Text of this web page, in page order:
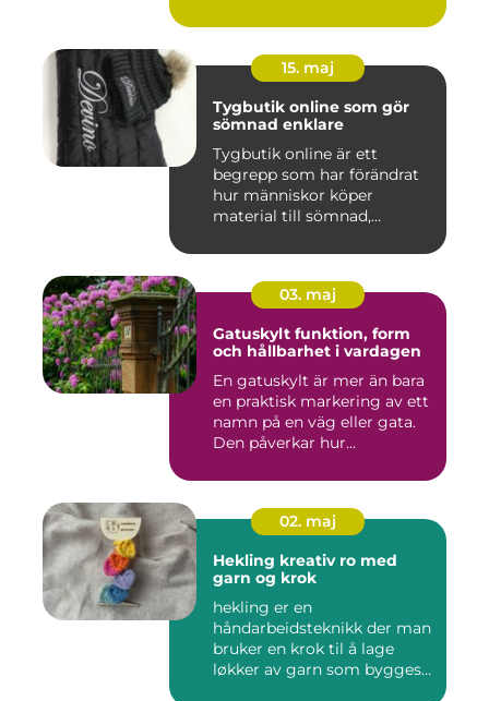
15. maj
Tygbutik online som gör
sömnad enklare
Tygbutik online är ett
begrepp som har förändrat
hur människor köper
material till sömnad,
03. maj
Gatuskylt funktion, form
och hållbarhet i vardagen
En gatuskylt är mer än bara
en praktisk markering av ett
namn på en väg eller gata.
Den påverkar hur...
02. maj
Hekling kreativ ro med
garn og krok
hekling er en
håndarbeidsteknikk der man
bruker en krok til å lage
løkker av garn som bygges